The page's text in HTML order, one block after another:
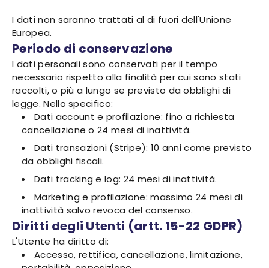
I dati non saranno trattati al di fuori dell'Unione
Europea.
Periodo di conservazione
I dati personali sono conservati per il tempo
necessario rispetto alla finalità per cui sono stati
raccolti, o più a lungo se previsto da obblighi di
legge. Nello specifico:
Dati account e profilazione: fino a richiesta
cancellazione o 24 mesi di inattività.
Dati transazioni (Stripe): 10 anni come previsto
da obblighi fiscali.
Dati tracking e log: 24 mesi di inattività.
Marketing e profilazione: massimo 24 mesi di
inattività salvo revoca del consenso.
Diritti degli Utenti (artt. 15-22 GDPR)
L'Utente ha diritto di:
Accesso, rettifica, cancellazione, limitazione,